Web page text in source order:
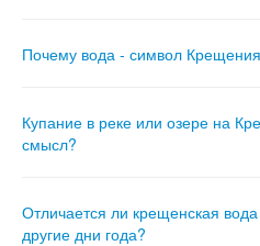
Почему вода - символ
Купание в реке или озере на
смысл?
Отличается ли крещенская
другие дни года?